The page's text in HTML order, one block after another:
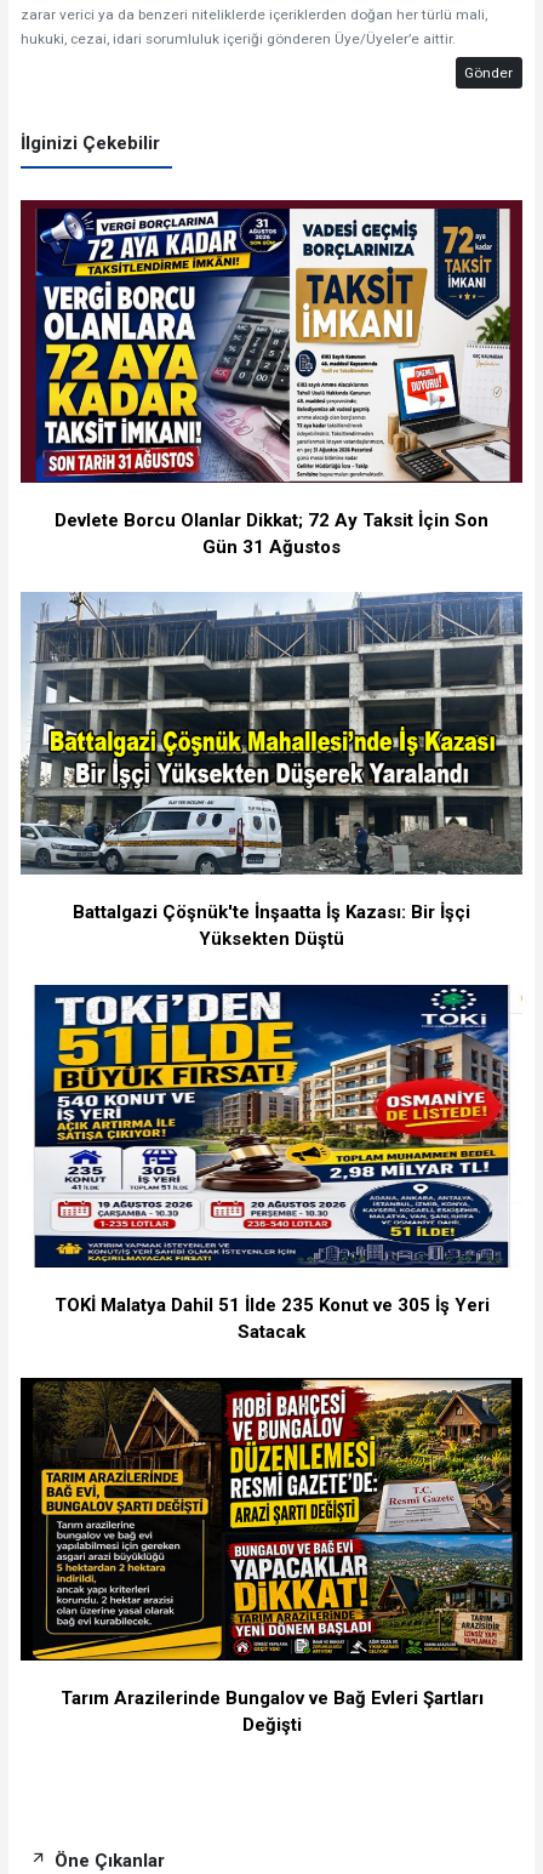
zarar verici ya da benzeri niteliklerde içeriklerden doğan her türlü mali,
hukuki, cezai, idari sorumluluk içeriği gönderen Üye/Üyeler’e aittir.
Gönder
İlginizi Çekebilir
Devlete Borcu Olanlar Dikkat; 72 Ay Taksit İçin Son
Gün 31 Ağustos
Battalgazi Çöşnük'te İnşaatta İş Kazası: Bir İşçi
Yüksekten Düştü
TOKİ Malatya Dahil 51 İlde 235 Konut ve 305 İş Yeri
Satacak
Tarım Arazilerinde Bungalov ve Bağ Evleri Şartları
Değişti
Öne Çıkanlar